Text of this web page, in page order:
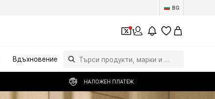
BG
1
Вдъхновение
НАЛОЖЕН ПЛАТЕЖ